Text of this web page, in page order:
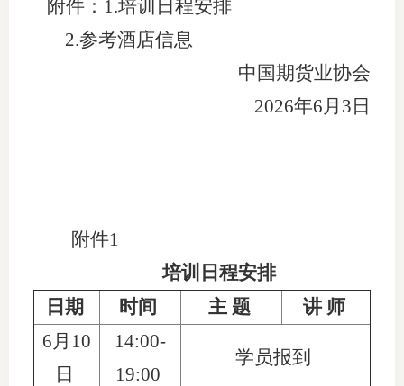
协会公
乡村振
附件：1.培训日程安排
2.参考酒店信息
中国期货业协会
2026年6月3日
附件1
培训日程安排
日期
时间 主 题 讲 师
6月10
日
14:00-
19:00
学员报到